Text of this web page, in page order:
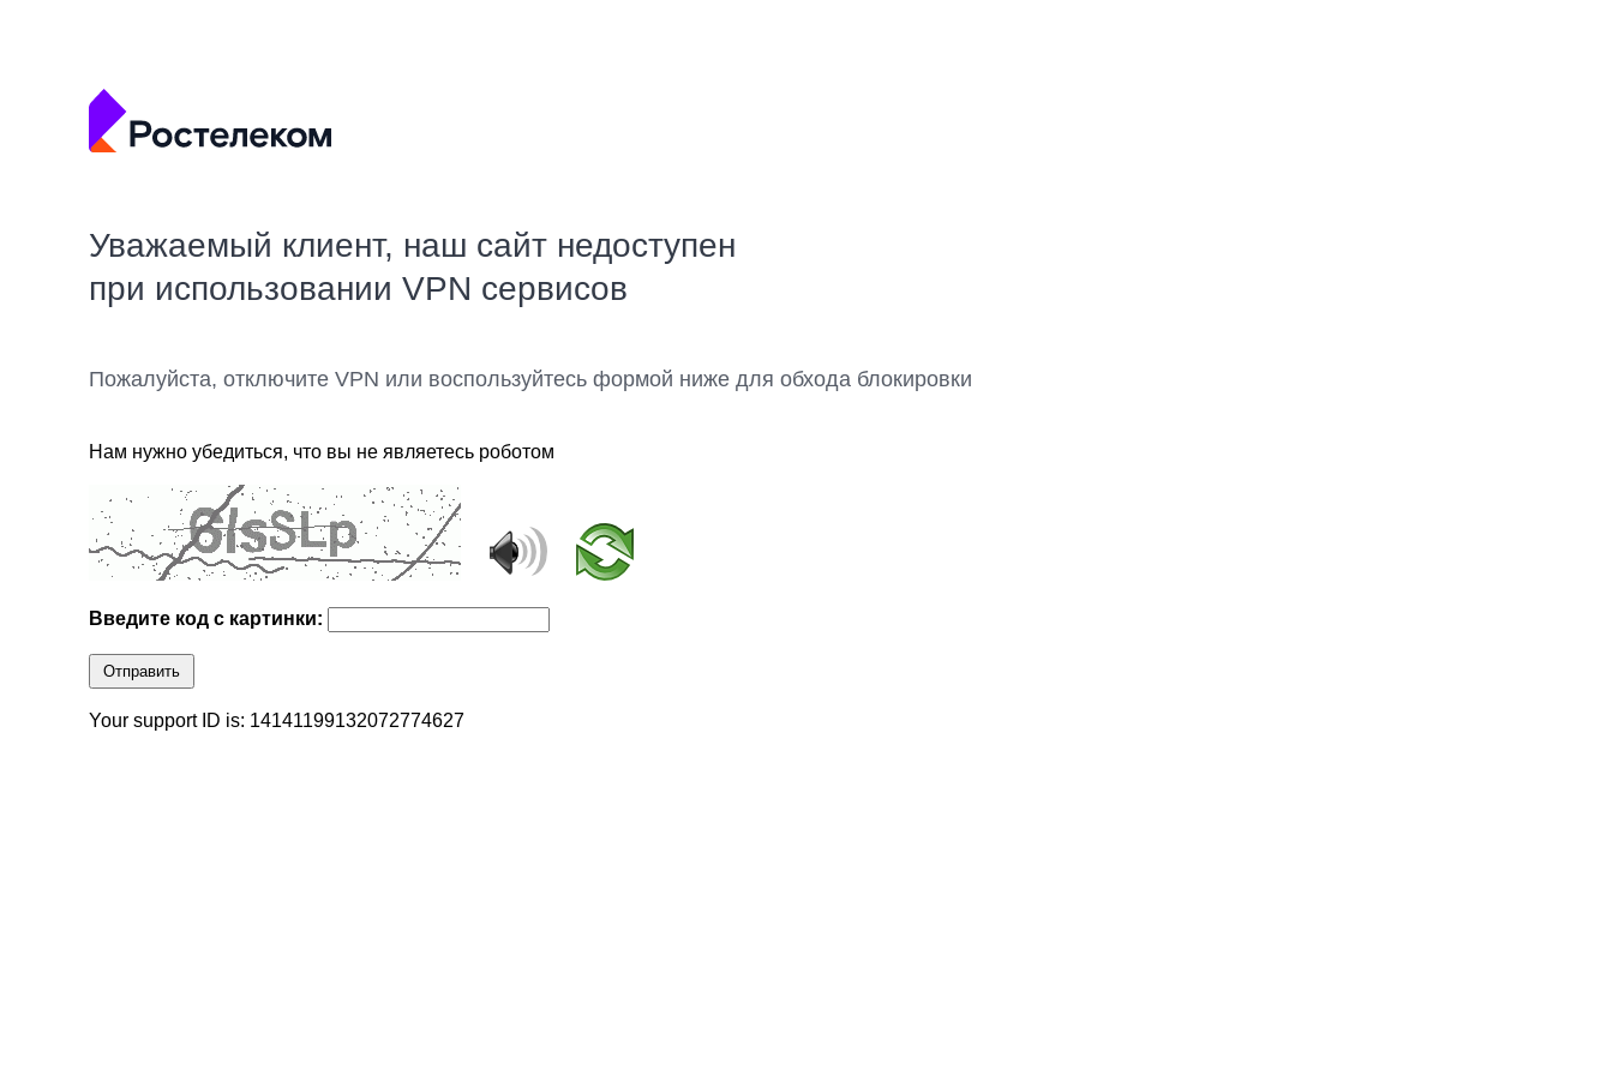
Уважаемый клиент, наш сайт недоступен
при использовании VPN сервисов
Пожалуйста, отключите VPN или воспользуйтесь формой ниже для обхода блокировки
Нам нужно убедиться, что вы не являетесь роботом
Введите код с картинки:
Отправить
Your support ID is: 14141199132072774627